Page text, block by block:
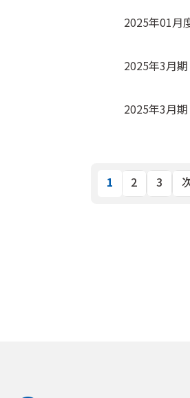
2025年01月
2025年3月
2025年3月
1 2 3